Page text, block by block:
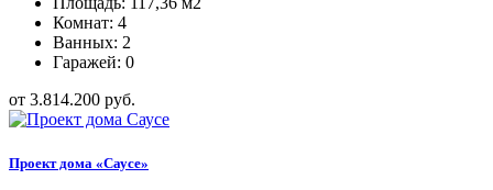
Комнат: 4
Ванных: 2
Гаражей: 0
от 3.814.200 руб.
Проект дома «Саусе»